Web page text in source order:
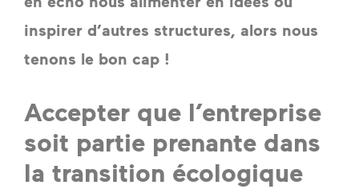
inspirer d’autres structures, alors nous
tenons le bon cap !
Accepter que l’entreprise
soit partie prenante dans
la transition écologique